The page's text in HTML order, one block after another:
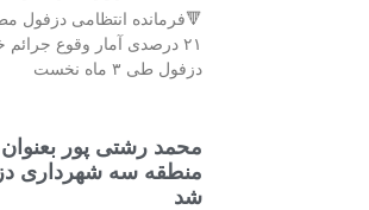
🔻فرمانده انتظامی
۲۱ درصدی آمار وقوع
دزفول طی ۳ ماه نخست
محمد رشتی پور
منطقه سه شهرداری
شد